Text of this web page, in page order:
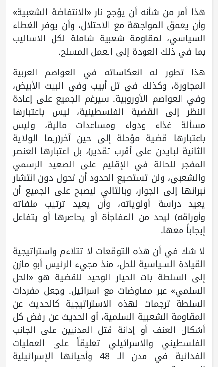
هذا أمر من شأنه أن يؤجج نار «الانتفاضة الشعبية»
وأن يعمق المواجهة مع الاحتلال، وأن يوفر الغطاء
السياسي، لمقاومة شعبية شاملة لكل الاساليب
بما في ذلك العودة إلى العمل المسلح.
هذا تطور له انعكاساته في العواصم العربية
المجاورة، وكذلك في تل أبيب وفي البيت الأبيض،
وفي العواصم الأوروبية. سيرغم الجميع على إعادة
النظر إلى القضية الفلسطينية، ليس باعتبارها
مسألة غذاء ودواء ومساعدات مالية، وليس
باعتبارها قضية مؤجلة إلى حين آخر(ربما الولاية
الثانية لبايدن على أقرب تقدير)، بل اعتبارها العنصر
المفجر للحالة في الإقليم على الصعيد الرسمي
والشعبي، ولن تستطيع الحدود أن تحول دون انتشار
نيرانها إلى الجوار، وبالتالي ليصبح على الجميع أن
يعيد دراسة أولوياته، وأن يعيد ترتيب ملفاته
وأوراقه) ليحد من المفاجأة أو يحاصرها أو يتفاعل
إيجاباً معها.
لا شك في أن هذه التوقعات لا تتلاءم واستراتيجية
القيادة السياسية للحل، منذ مجيء الرئيس أبو مازن
إلى السلطة بات الخيار الوحيد للقضية هو «الحل
السلمي» عبر مفاوضات مع اسرائيل. وجعل مفردات
السلطة ترجمات لهذه الاستراتيجية كالحديث عن
المقاومة الشعبية السلمية، أو الحديث عن رفض كل
أشكال العنف أو إدانة قتل المدنيين على الجانب
الفلسطيني والاسرائيلي تعليقاً على العمليات
الفدائية في مدن الـ 48 وأحيائها الإسرائيلية